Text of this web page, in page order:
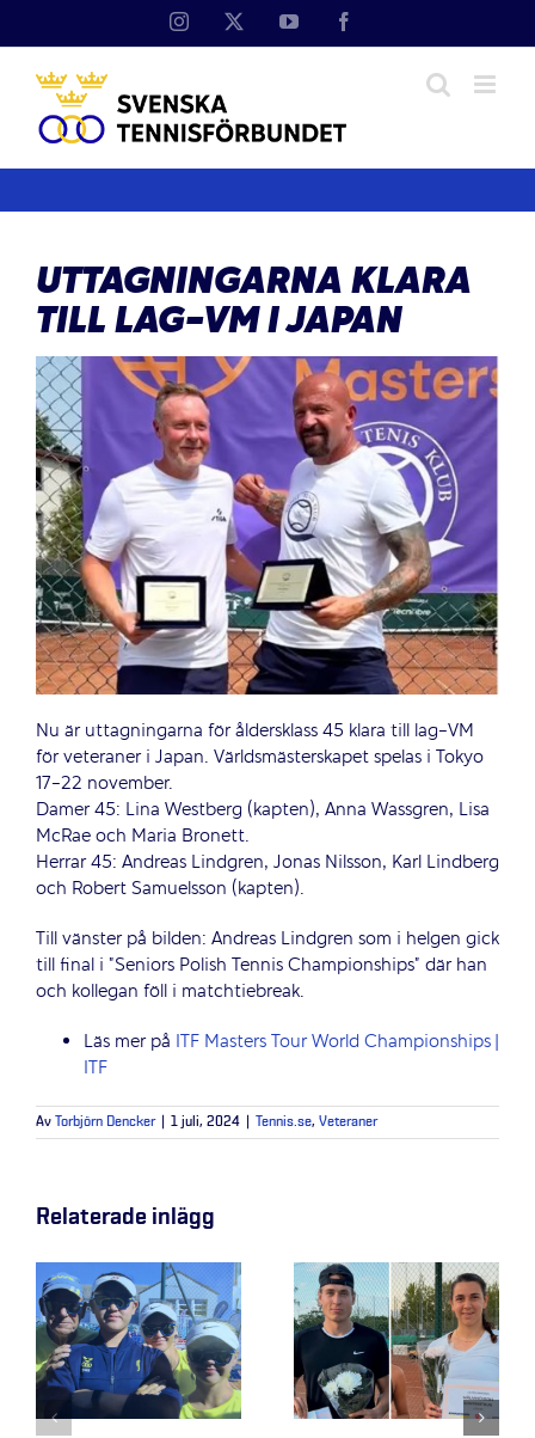
Instagram YouTube
UTTAGNINGARNA KLARA
TILL LAG-VM I JAPAN
Nu är uttagningarna för åldersklass 45 klara till lag-VM
för veteraner i Japan. Världsmästerskapet spelas i Tokyo
17-22 november.
Damer 45: Lina Westberg (kapten), Anna Wassgren, Lisa
McRae och Maria Bronett.
Herrar 45: Andreas Lindgren, Jonas Nilsson, Karl Lindberg
och Robert Samuelsson (kapten).
Till vänster på bilden: Andreas Lindgren som i helgen gick
till final i ”Seniors Polish Tennis Championships” där han
och kollegan föll i matchtiebreak.
Läs mer på ITF Masters Tour World Championships |
ITF
Av Torbjörn Dencker 1 juli, 2024 Tennis.se, Veteraner
Relaterade inlägg